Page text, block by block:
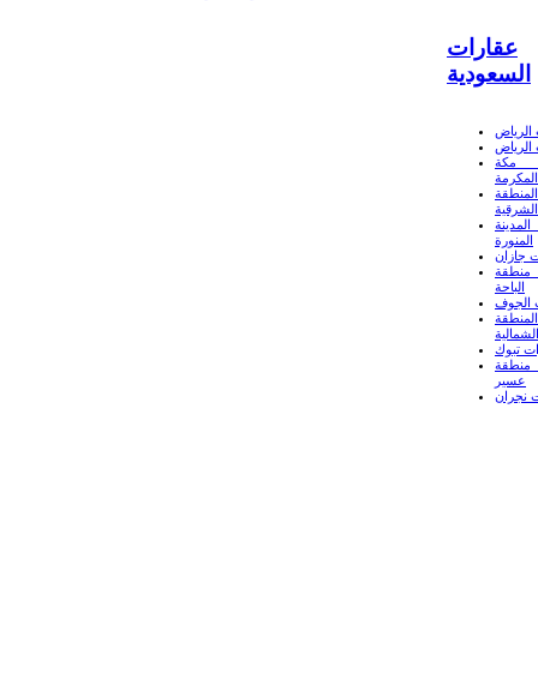
عقارات
السعودية
الرياض
الرياض
مكة
المكرمة
الشرقية
المنورة
جازان
منطقة
الباحة
الجوف
الشمالية
تبوك
منطقة
عسير
نجران